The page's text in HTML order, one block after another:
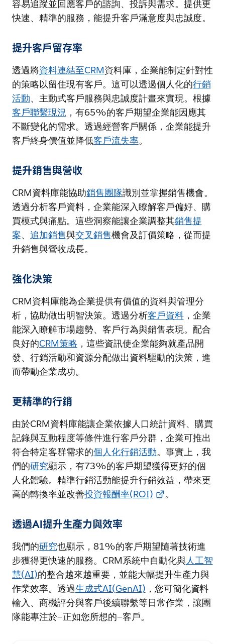
容易追蹤並回應客戶的諮詢、投訴與需求。提供更
快速、精準的服務，能提升客戶滿意度與忠誠度。
提升客戶留存率
透過將資料連結至CRM資料庫，企業能制定針對性
的策略以留住現有客戶。這可以透過個人化的行銷
活動、主動式客戶服務與忠誠度計畫來實現。根據
客戶聯繫現況 ，有65%的客戶期望企業能因應其
不斷變化的需求。透過經營客戶關係，企業能提升
客戶終身價值並降低客戶流失率。
提升銷售與營收
CRM資料庫能協助銷售團隊識別並掌握銷售機會。
透過分析客戶資料，企業能深入瞭解客戶偏好、購
買模式與痛點。這些洞察能讓企業調整其銷售提
案、 追加銷售與交叉銷售機會及訂價策略，從而提
升銷售與營收成長。
強化決策
CRM資料庫能為企業提供有價值的資料與管理分
析，協助做出明智決策。透過分析客戶資料，企業
能深入瞭解市場趨勢、客戶行為與銷售表現。配合
良好的CRM策略 ，這些資訊使企業能夠就產品開
發、行銷活動和資源分配做出資料驅動的決策，進
而帶動企業成功。
更精準的行銷
由於CRM資料庫能讓企業依據人口統計資料、購買
記錄與互動程度等條件進行客戶分群，企業可推出
符合特定客群需求的個人化行銷活動。事實上，我
們的研究顯示，有73%的客戶期望獲得更好的個
人化體驗。精準行銷活動能提升行銷效益，帶來更
高的轉換率並改善投資報酬率(ROI) 。
透過AI提升生產力與效率
我們的研究也顯示，81%的客戶期望隨著技術進
步獲得更快速的服務。CRM系統中自動化與人工智
慧(AI)的整合越來越重要，並能大幅提升生產力與
作業效率。透過生成式AI(GenAI) ，您可簡化資料
輸入、商機評分與客戶後續聯繫等日常作業，讓團
隊能專注於—正如您所想的—客戶。